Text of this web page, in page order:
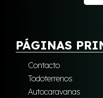
PÁGINAS
Contacto
Todoterrenos
Autocaravanas